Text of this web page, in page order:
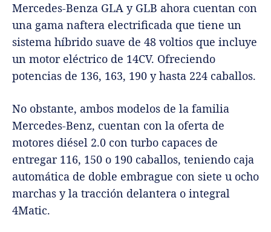
Mercedes-Benza GLA y GLB ahora cuentan con
una gama naftera electrificada que tiene un
sistema híbrido suave de 48 voltios que incluye
un motor eléctrico de 14CV. Ofreciendo
potencias de 136, 163, 190 y hasta 224 caballos.
No obstante, ambos modelos de la familia
Mercedes-Benz, cuentan con la oferta de
motores diésel 2.0 con turbo capaces de
entregar 116, 150 o 190 caballos, teniendo caja
automática de doble embrague con siete u ocho
marchas y la tracción delantera o integral
4Matic.